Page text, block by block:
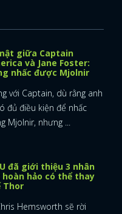
giữa Captain
và Jane Foster:
nhấc được Mjolnir
với Captain, dù rằng anh
đủ điều kiện để nhấc
Mjolnir, nhưng ...
đã giới thiệu 3 nhân
hảo có thể thay
Thor
Hemsworth sẽ rời